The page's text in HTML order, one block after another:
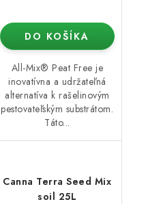
DO KOŠÍKA
All-Mix® Peat Free je
inovatívna a udržateľná
alternatíva k rašelinovým
pestovateľským substrátom.
Táto...
Canna Terra Seed Mix
soil 25L